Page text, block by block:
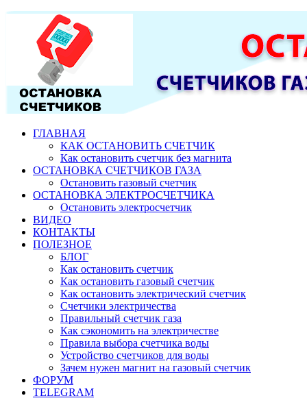
ГЛАВНАЯ
КАК ОСТАНОВИТЬ СЧЕТЧИК
Как остановить счетчик без магнита
ОСТАНОВКА СЧЕТЧИКОВ ГАЗА
Остановить газовый счетчик
ОСТАНОВКА ЭЛЕКТРОСЧЕТЧИКА
Остановить электросчетчик
ВИДЕО
КОНТАКТЫ
ПОЛЕЗНОЕ
БЛОГ
Как остановить счетчик
Как остановить газовый счетчик
Как остановить электрический счетчик
Счетчики электричества
Правильный счетчик газа
Как сэкономить на электричестве
Правила выбора счетчика воды
Устройство счетчиков для воды
Зачем нужен магнит на газовый счетчик
ФОРУМ
TELEGRAM